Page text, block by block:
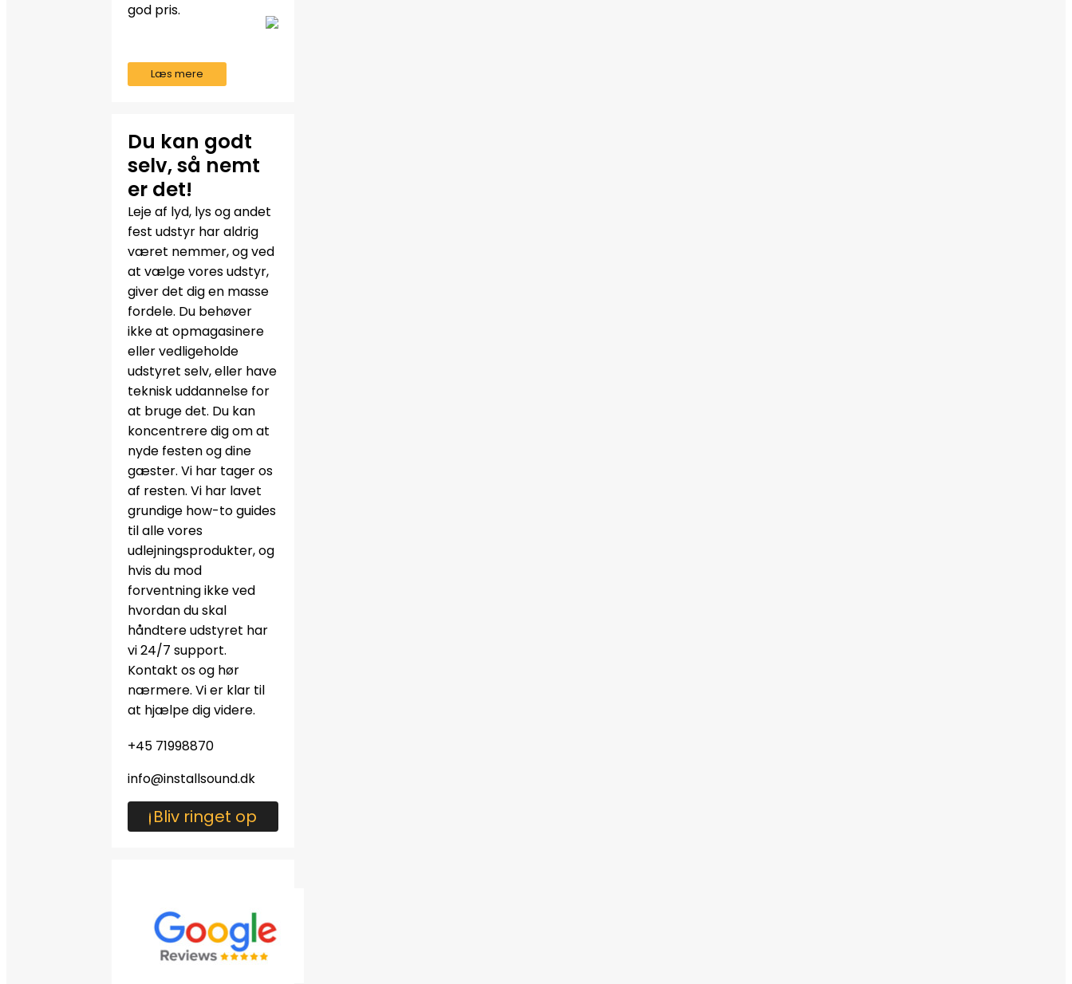
god pris.
Læs mere
Du kan godt
selv, så nemt
er det!
Leje af lyd, lys og andet
fest udstyr har aldrig
været nemmer, og ved
at vælge vores udstyr,
giver det dig en masse
fordele. Du behøver
ikke at opmagasinere
eller vedligeholde
udstyret selv, eller have
teknisk uddannelse for
at bruge det. Du kan
koncentrere dig om at
nyde festen og dine
gæster. Vi har tager os
af resten. Vi har lavet
grundige how-to guides
til alle vores
udlejningsprodukter, og
hvis du mod
forventning ikke ved
hvordan du skal
håndtere udstyret har
vi 24/7 support.
Kontakt os og hør
nærmere. Vi er klar til
at hjælpe dig videre.
+45 71998870
info@installsound.dk
Bliv ringet op